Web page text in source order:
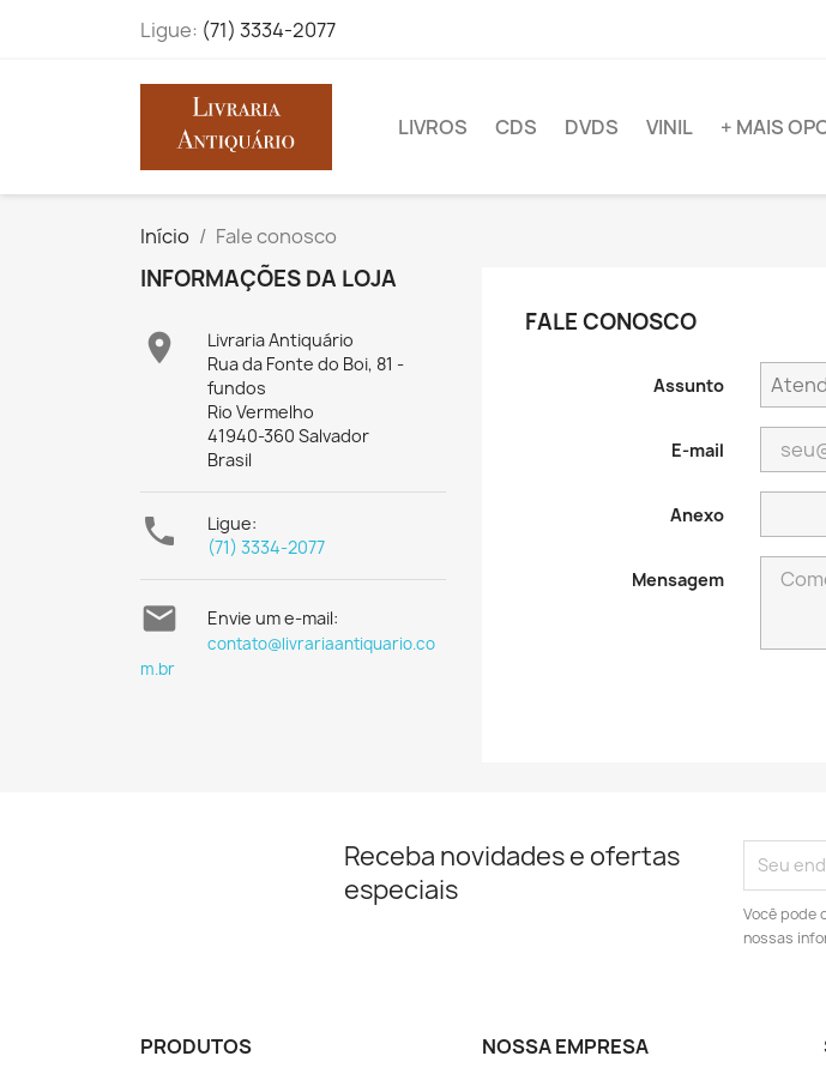
Ligue: (71) 3334-2077
LIVROS CDS DVDS VINIL + MAIS
Início Fale conosco
INFORMAÇÕES DA LOJA

Livraria Antiquário
Rua da Fonte do Boi, 81 -
fundos
Rio Vermelho
41940-360 Salvador
Brasil

Ligue:
(71) 3334-2077
 Envie um e-mail:
contato@livrariaantiquario.co
m.br
FALE CONOSCO
Assunto
E-mail
Anexo
Mensagem
Receba novidades e ofertas
especiais
Você pode
nossas
PRODUTOS NOSSA EMPRESA